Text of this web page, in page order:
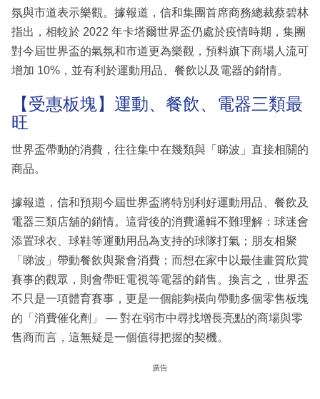
氛與市道表示樂觀。據報道，信和集團首席商務總裁蔡碧林
指出，相較於 2022 年卡塔爾世界盃仍處於疫情時期，集團
對今屆世界盃的氣氛和市道更為樂觀，預料旗下商場人流可
增加 10%，並有利於運動用品、餐飲以及電器的銷情。
【受惠板塊】運動、餐飲、電器三類最
旺
世界盃帶動的消費，往往集中在幾類與「睇波」直接相關的
商品。
據報道，信和預期今屆世界盃將特別利好運動用品、餐飲及
電器三類店舖的銷情。這背後的消費邏輯不難理解：球迷會
添置球衣、球鞋等運動用品為支持的球隊打氣；朋友相聚
「睇波」帶動餐飲與聚會消費；而想在家中以最佳畫質欣賞
賽事的觀眾，則會帶旺電視等電器的銷售。換言之，世界盃
不只是一項體育賽事，更是一個能夠橫向帶動多個零售板塊
的「消費催化劑」 — 對在弱市中尋找增長亮點的商場與零
售商而言，這無疑是一個值得把握的契機。
廣告